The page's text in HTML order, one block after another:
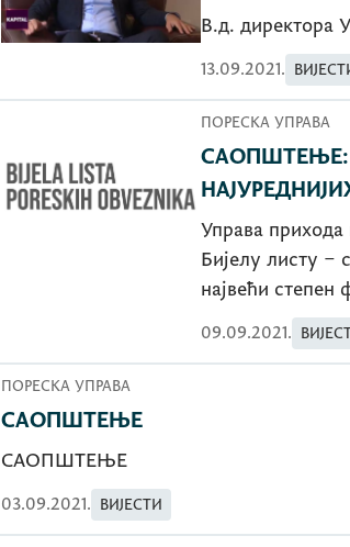
В.д. директора
13.09.2021.
ПОРЕСКА УПРАВА
САОПШТЕЊЕ:
Управа прихода
Бијелу листу –
највећи
09.09.2021.
ПОРЕСКА УПРАВА
САОПШТЕЊЕ
САОПШТЕЊЕ
03.09.2021. ВИЈЕСТИ